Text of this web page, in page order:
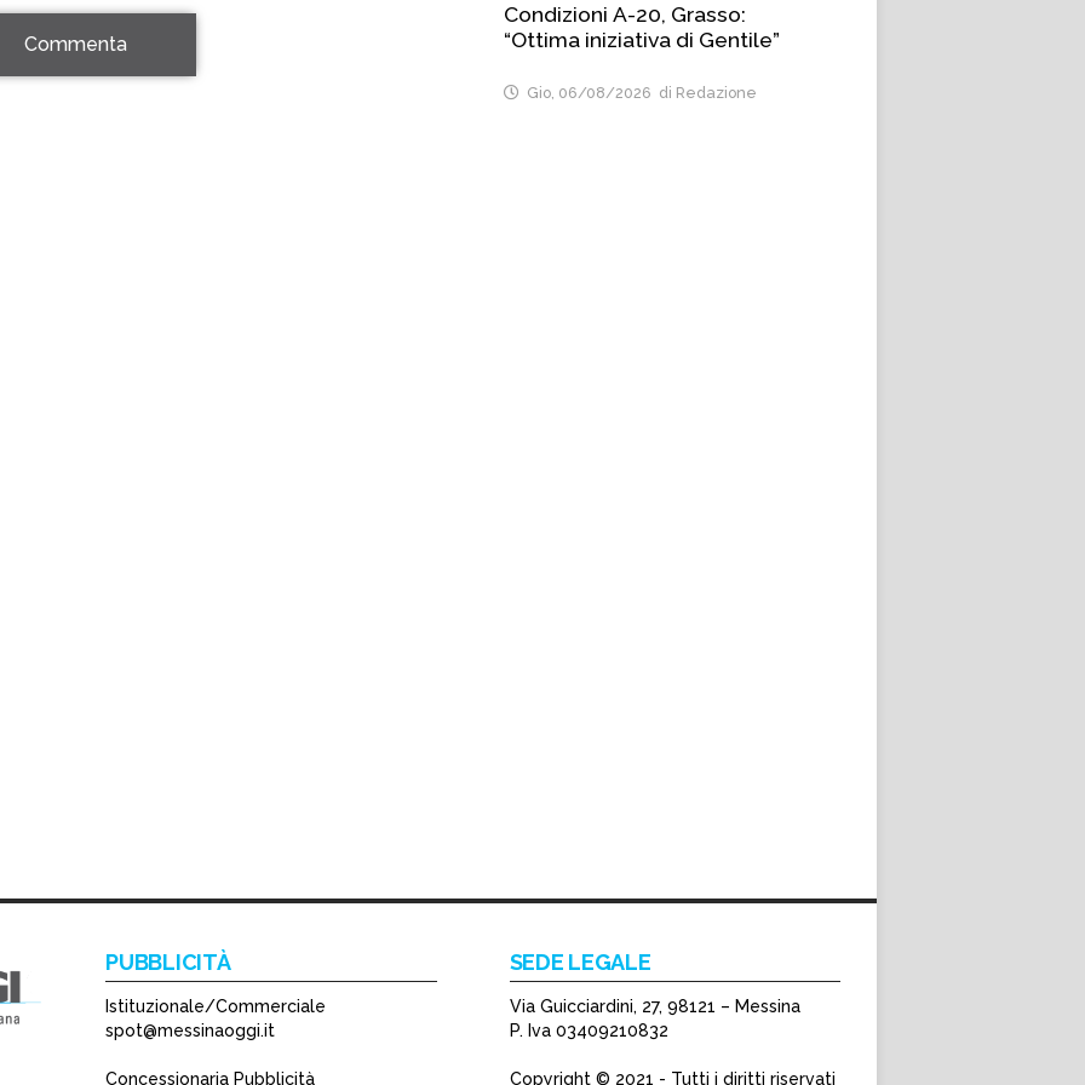
Commenta
Condizioni A-20, Grasso:
“Ottima iniziativa di Gentile”
Gio, 06/08/2026 di Redazione
PUBBLICITÀ
Istituzionale/Commerciale
spot@messinaoggi.it
Concessionaria Pubblicità
SEDE LEGALE
Via Guicciardini, 27, 98121 – Messina
P. Iva 03409210832
Copyright © 2021 - Tutti i diritti riservati